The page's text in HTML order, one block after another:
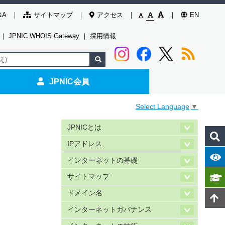
サイトマップ アクセス EN
｜ JPNIC WHOIS Gateway ｜ 採用情報
JPNIC会員
Select Language ▼
JPNICとは
IPアドレス
インターネットの基礎
サイトマップ
ドメイン名
インターネットガバナンス